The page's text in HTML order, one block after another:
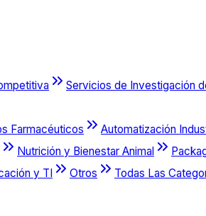
Servicios de Investigación
Farmacéuticos Automatización
Nutrición y Bienestar Animal
y TI Otros Todas Las